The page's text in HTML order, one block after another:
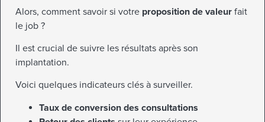
Alors, comment savoir si votre proposition de valeur fait
le job ?
Il est crucial de suivre les résultats après son
implantation.
Voici quelques indicateurs clés à surveiller.
Taux de conversion des consultations